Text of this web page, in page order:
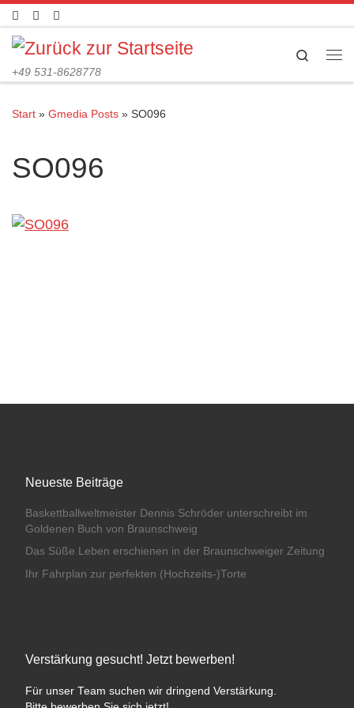
Zum Inhalt springen
+49 531-8628778
Search
Start » Gmedia Posts » SO096
SO096
Neueste Beiträge
Baskettballweltmeister Dennis Schröder unterschreibt im
Goldenen Buch von Braunschweig
Das Süße Leben erschienen in der Braunschweiger Zeitung
Ihr Fahrplan zur perfekten (Hochzeits-)Torte
Verstärkung gesucht! Jetzt bewerben!
Für unser Team suchen wir dringend Verstärkung.